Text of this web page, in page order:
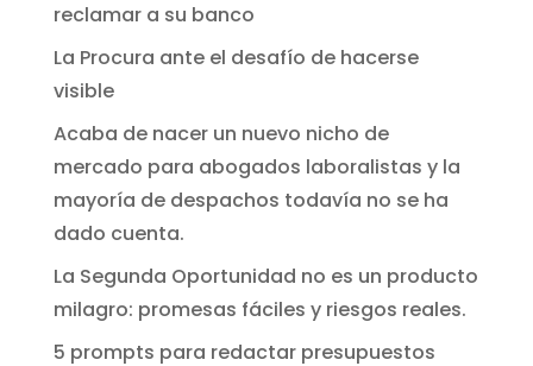
reclamar a su banco
La Procura ante el desafío de hacerse
visible
Acaba de nacer un nuevo nicho de
mercado para abogados laboralistas y la
mayoría de despachos todavía no se ha
dado cuenta.
La Segunda Oportunidad no es un producto
milagro: promesas fáciles y riesgos reales.
5 prompts para redactar presupuestos